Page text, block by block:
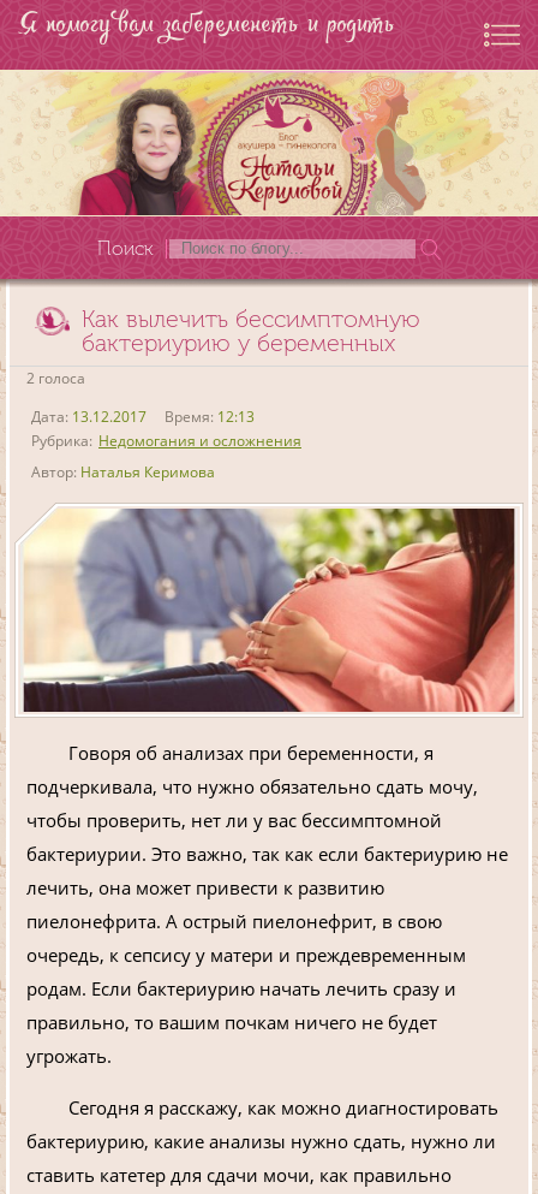
Я помогу вам забеременеть и родить
Поиск
Как вылечить бессимптомную
бактериурию у беременных
2 голоса
Дата: 13.12.2017 Время: 12:13
Рубрика: Недомогания и осложнения
Автор: Наталья Керимова
Говоря об анализах при беременности, я
подчеркивала, что нужно обязательно сдать мочу,
чтобы проверить, нет ли у вас бессимптомной
бактериурии. Это важно, так как если бактериурию не
лечить, она может привести к развитию
пиелонефрита. А острый пиелонефрит, в свою
очередь, к сепсису у матери и преждевременным
родам. Если бактериурию начать лечить сразу и
правильно, то вашим почкам ничего не будет
угрожать.
Сегодня я расскажу, как можно диагностировать
бактериурию, какие анализы нужно сдать, нужно ли
ставить катетер для сдачи мочи, как правильно